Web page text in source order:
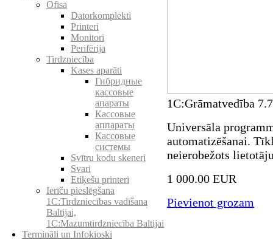
Ofisa
Datorkomplekti
Printeri
Monitori
Perifērija
Tirdzniecība
Kases aparāti
Гибридные
кассовые
апараты
Кассовые
аппараты
Кассовые
системы
Svītru kodu skeneri
Svari
Etiķešu printeri
Ierīču pieslēgšana
1C:Tirdzniecības vadīšana
Baltijai,
1C:Mazumtirdzniecība Baltijai
Termināli un Infokioski
1C:Grāmatvedība
Universāla
automatizēšanai.
neierobežots
1 000.00 EUR
Pievienot grozam